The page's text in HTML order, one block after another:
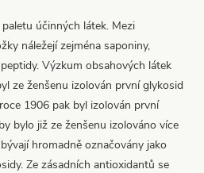
účinných látek. Mezi
náležejí zejména saponiny,
Výzkum obsahových látek
ze ženšenu izolován první glykosid
1906 pak byl izolován první
bylo již ze ženšenu izolováno více
hromadně označovány jako
Ze zásadních antioxidantů se